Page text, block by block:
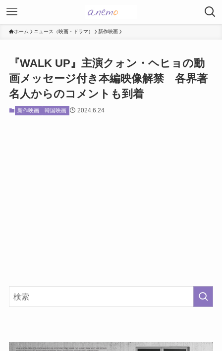
ホーム ニュース（映画・ドラマ） 新作映画
『WALK UP』主演クォン・ヘヒョの動
画メッセージ付き本編映像解禁 各界著
名人からのコメントも到着
新作映画 韓国映画 2024.6.24